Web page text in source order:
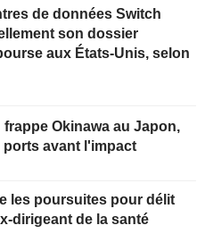
de données Switch
son dossier
aux États-Unis, selon
Okinawa au Japon,
ports avant l'impact
les poursuites pour délit
dirigeant de la santé